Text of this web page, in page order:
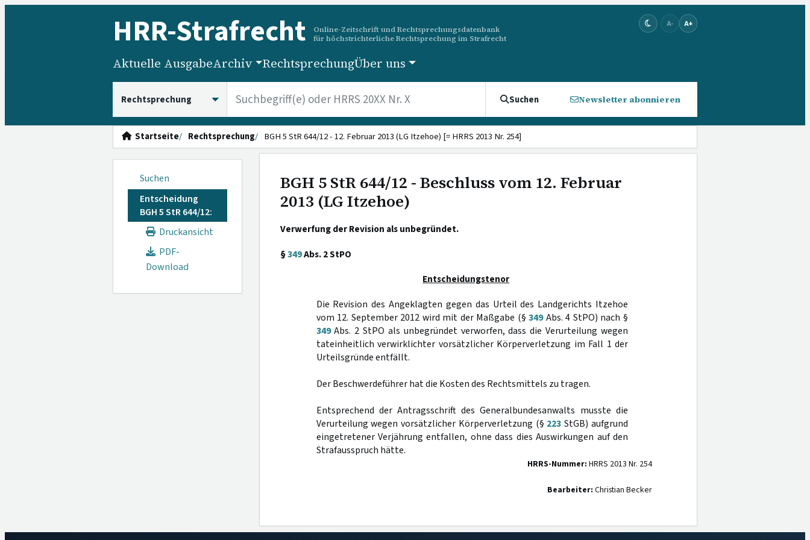
HRR-Strafrecht
Online-Zeitschrift und Rechtsprechungsdatenbank
für höchstrichterliche Rechtsprechung im Strafrecht
A- A+
Aktuelle AusgabeArchiv RechtsprechungÜber uns
Suchen Newsletter abonnieren
Startseite Rechtsprechung BGH 5 StR 644/12 - 12. Februar 2013 (LG Itzehoe) [= HRRS 2013 Nr. 254]
Suchen
Entscheidung
BGH 5 StR 644/12:
Druckansicht
PDF-
Download
BGH 5 StR 644/12 - Beschluss vom 12. Februar
2013 (LG Itzehoe)
Verwerfung der Revision als unbegründet.
§349Abs. 2 StPO
Entscheidungstenor
Die Revision des Angeklagten gegen das Urteil des Landgerichts Itzehoe
vom 12. September 2012 wird mit der Maßgabe (§349Abs. 4 StPO) nach §
349Abs. 2 StPO als unbegründet verworfen, dass die Verurteilung wegen
tateinheitlich verwirklichter vorsätzlicher Körperverletzung im Fall 1 der
Urteilsgründe entfällt.
Der Beschwerdeführer hat die Kosten des Rechtsmittels zu tragen.
Entsprechend der Antragsschrift des Generalbundesanwalts musste die
Verurteilung wegen vorsätzlicher Körperverletzung (§ 223 StGB) aufgrund
eingetretener Verjährung entfallen, ohne dass dies Auswirkungen auf den
Strafausspruch hätte.
HRRS-Nummer: HRRS 2013 Nr. 254
Bearbeiter: Christian Becker